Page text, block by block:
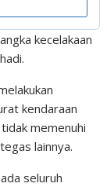
kecelakaan
kendaraan
memenuhi
lainnya.
seluruh